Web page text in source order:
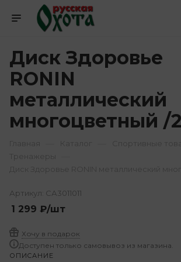
Диск Здоровье
RONIN
металлический
многоцветный /
Артикул: СА3011011
1 299 ₽/шт
Хочу в подарок
Доступен только самовывоз из магазина.
ОПИСАНИЕ